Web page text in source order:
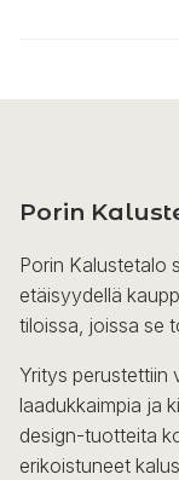
Porin
Porin Kalustetalo
etäisyydellä
tiloissa, joissa se
Yritys perustettiin
laadukkaimpia ja
design-tuotteita
erikoistuneet